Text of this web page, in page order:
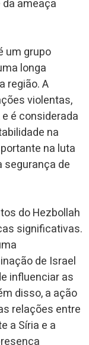
ameaça
um grupo
longa
região. A
violentas,
é considerada
na
na luta
segurança de
do Hezbollah
significativas.
de Israel
influenciar as
disso, a ação
relações entre
a Síria e a